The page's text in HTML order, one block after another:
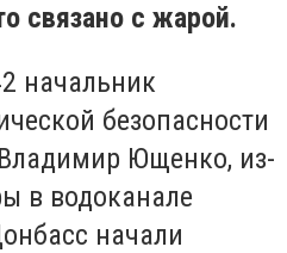
связано с жарой.
начальник
безопасности
Ющенко, из-
в водоканале
начали